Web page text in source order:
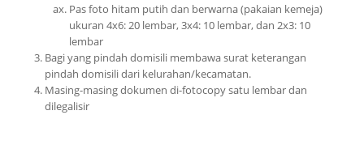
Pas foto hitam putih dan berwarna (pakaian kemeja)
ukuran 4x6: 20 lembar, 3x4: 10 lembar, dan 2x3: 10
lembar
Bagi yang pindah domisili membawa surat keterangan
pindah domisili dari kelurahan/kecamatan.
Masing-masing dokumen di-fotocopy satu lembar dan
dilegalisir